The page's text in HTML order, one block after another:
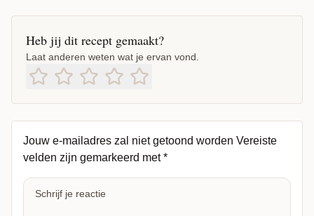
Heb jij dit recept gemaakt?
Laat anderen weten wat je ervan vond.
Jouw e-mailadres zal niet getoond worden Vereiste
velden zijn gemarkeerd met*